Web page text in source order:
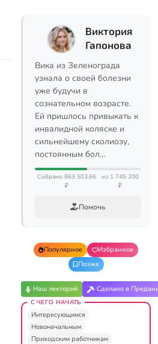
Виктория
Гапонова
Вика из Зеленограда
узнала о своей болезни
уже будучи в
сознательном возрасте.
Ей пришлось привыкать к
инвалидной коляске и
сильнейшему сколиозу,
постоянным бол…
Собрано 863 503,66
₽
из 1 745 200
₽
Помочь
Популярное
Избранное
Позже
Наш лекторий Сделано в
С ЧЕГО НАЧАТЬ
Интересующимся
Новоначальным
Приходским работникам